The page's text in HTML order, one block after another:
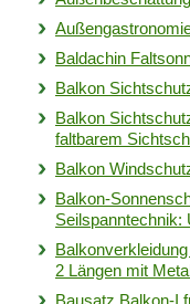
Baldachin
Balkon
Balkon
faltbarem
Balkon
Balkon-
Seilspanntechnik:
2 Längen mit
Bausatz Balkon-I